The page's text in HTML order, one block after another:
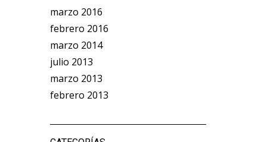
marzo 2016
febrero 2016
marzo 2014
julio 2013
marzo 2013
febrero 2013